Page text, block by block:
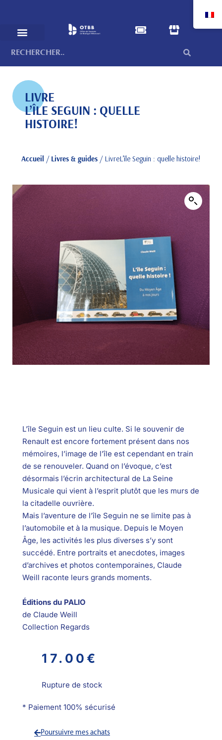
LIVRE
L’ÎLE SEGUIN : QUELLE
HISTOIRE!
Accueil / Livres & guides / LivreL’île Seguin : quelle histoire!
L’île Seguin est un lieu culte. Si le souvenir de
Renault est encore fortement présent dans nos
mémoires, l’image de l’île est cependant en train
de se renouveler. Quand on l’évoque, c’est
désormais l’écrin architectural de La Seine
Musicale qui vient à l’esprit plutôt que les murs de
la citadelle ouvrière.
Mais l’aventure de l’île Seguin ne se limite pas à
l’automobile et à la musique. Depuis le Moyen
Âge, les activités les plus diverses s’y sont
succédé. Entre portraits et anecdotes, images
d’archives et photos contemporaines, Claude
Weill raconte leurs grands moments.
Éditions du PALIO
de Claude Weill
Collection Regards
17.00€
Rupture de stock
* Paiement 100% sécurisé
Poursuivre mes achats